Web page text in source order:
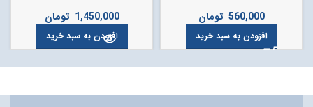
560,000 تومان
افزودن به سبد خرید
1,450,000 تومان
افزودن به سبد خرید